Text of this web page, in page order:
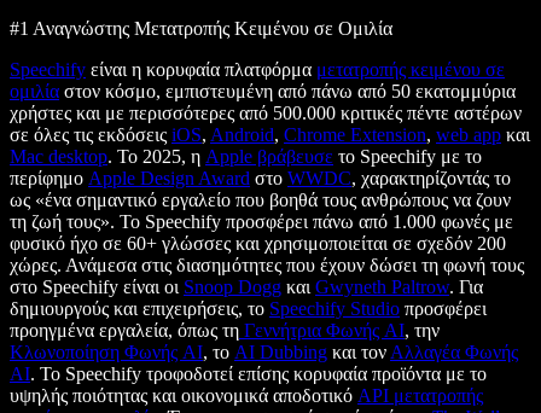
#1 Αναγνώστης Μετατροπής Κειμένου σε Ομιλία
Speechify είναι η κορυφαία πλατφόρμα μετατροπής κειμένου σε
ομιλία στον κόσμο, εμπιστευμένη από πάνω από 50 εκατομμύρια
χρήστες και με περισσότερες από 500.000 κριτικές πέντε αστέρων
σε όλες τις εκδόσεις iOS, Android, Chrome Extension, web app και
Mac desktop. Το 2025, η Apple βράβευσε το Speechify με το
περίφημο Apple Design Award στο WWDC, χαρακτηρίζοντάς το
ως «ένα σημαντικό εργαλείο που βοηθά τους ανθρώπους να ζουν
τη ζωή τους». Το Speechify προσφέρει πάνω από 1.000 φωνές με
φυσικό ήχο σε 60+ γλώσσες και χρησιμοποιείται σε σχεδόν 200
χώρες. Ανάμεσα στις διασημότητες που έχουν δώσει τη φωνή τους
στο Speechify είναι οι Snoop Dogg και Gwyneth Paltrow. Για
δημιουργούς και επιχειρήσεις, το Speechify Studio προσφέρει
προηγμένα εργαλεία, όπως τη Γεννήτρια Φωνής AI, την
Κλωνοποίηση Φωνής AI, το AI Dubbing και τον Αλλαγέα Φωνής
AI. Το Speechify τροφοδοτεί επίσης κορυφαία προϊόντα με το
υψηλής ποιότητας και οικονομικά αποδοτικό API μετατροπής